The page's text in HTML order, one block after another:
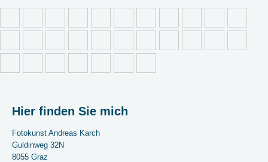
Hier finden Sie mich
Fotokunst Andreas Karch
Guldinweg 32N
8055 Graz